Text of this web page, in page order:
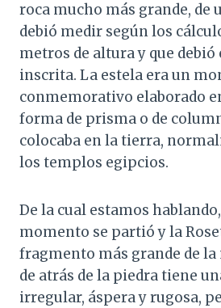
roca mucho más grande, de
debió medir según los
metros de altura y que
inscrita. La estela era un
conmemorativo elaborado
forma de prisma o de
colocaba en la tierra,
los templos egipcios.
De la cual estamos
momento se partió y la
fragmento más grande de
de atrás de la piedra tiene
irregular, áspera y rugosa,